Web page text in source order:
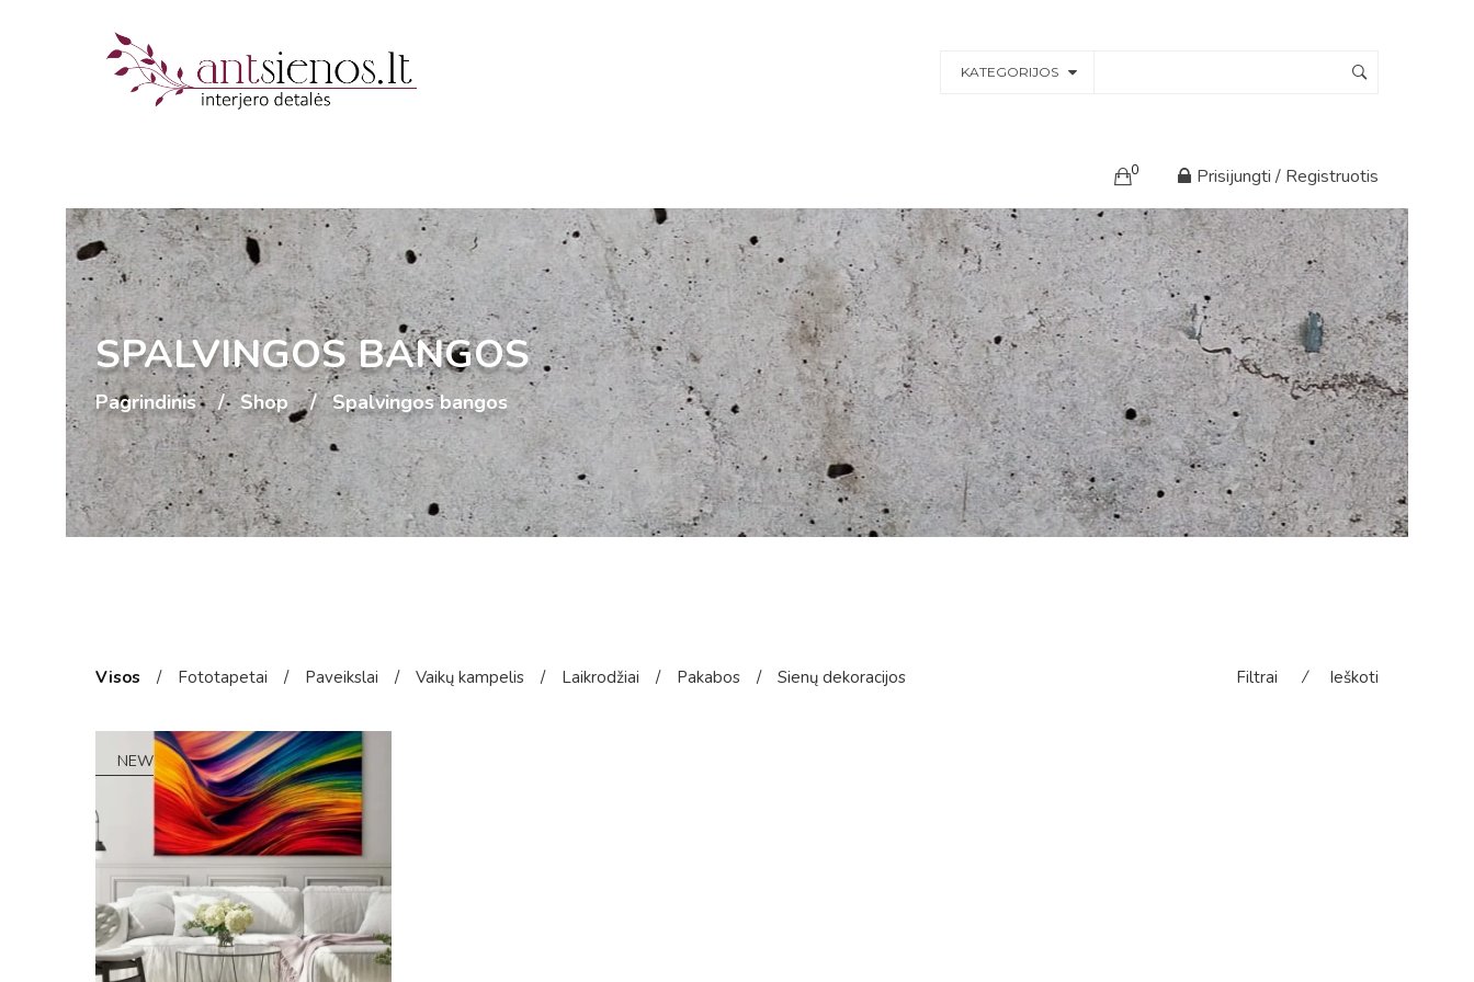
KATEGORIJOS
0 Prisijungti / Registruotis
SPALVINGOS BANGOS
Pagrindinis Shop Spalvingos bangos
Visos / Fototapetai / Paveikslai / Vaikų kampelis / Laikrodžiai / Pakabos / Sienų dekoracijos Filtrai ⁄ Ieškoti
NEW